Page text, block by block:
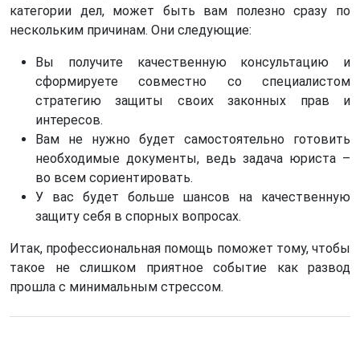
категории дел, может быть вам полезно сразу по
нескольким причинам. Они следующие:
Вы получите качественную консультацию и
сформируете совместно со специалистом
стратегию защиты своих законных прав и
интересов.
Вам не нужно будет самостоятельно готовить
необходимые документы, ведь задача юриста –
во всем сориентировать.
У вас будет больше шансов на качественную
защиту себя в спорных вопросах.
Итак, профессиональная помощь поможет тому, чтобы
такое не слишком приятное событие как развод
прошла с минимальным стрессом.